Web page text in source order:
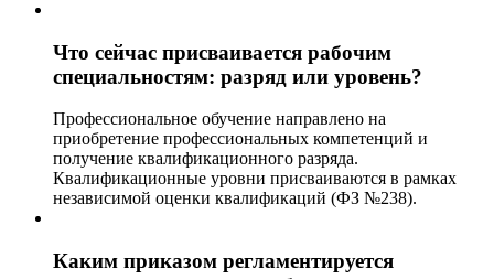
Что сейчас присваивается рабочим
специальностям: разряд или уровень?
Профессиональное обучение направлено на
приобретение профессиональных компетенций и
получение квалификационного разряда.
Квалификационные уровни присваиваются в рамках
независимой оценки квалификаций (ФЗ №238).
Каким приказом регламентируется